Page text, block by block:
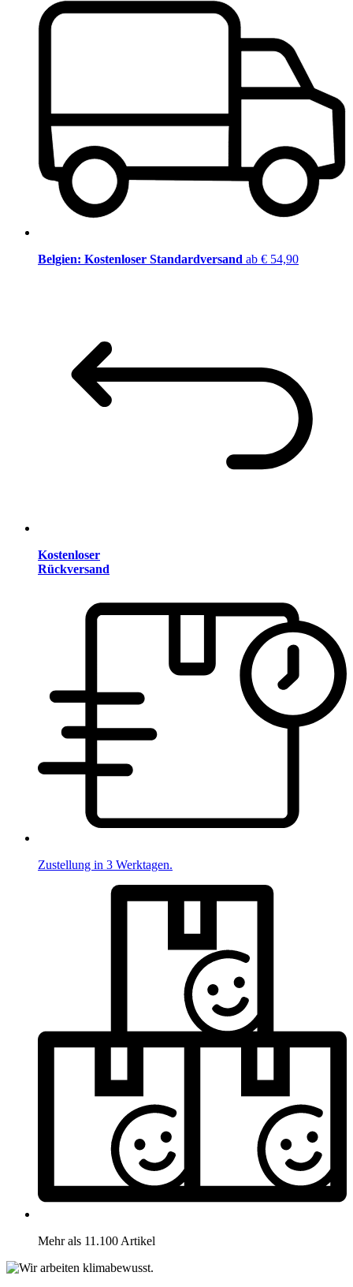
Belgien: Kostenloser Standardversand ab € 54,90
Kostenloser
Rückversand
Zustellung in 3 Werktagen.
Mehr als 11.100 Artikel